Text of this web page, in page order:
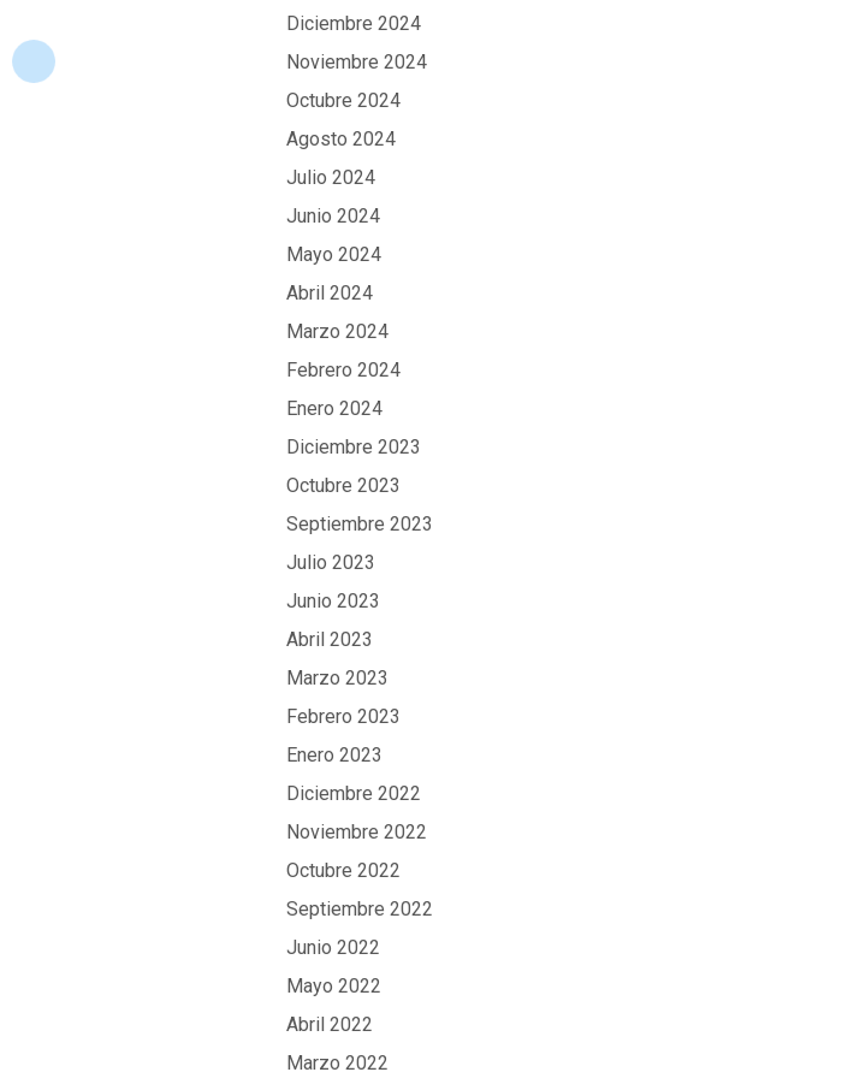
Diciembre 2024
Noviembre 2024
Octubre 2024
Agosto 2024
Julio 2024
Junio 2024
Mayo 2024
Abril 2024
Marzo 2024
Febrero 2024
Enero 2024
Diciembre 2023
Octubre 2023
Septiembre 2023
Julio 2023
Junio 2023
Abril 2023
Marzo 2023
Febrero 2023
Enero 2023
Diciembre 2022
Noviembre 2022
Octubre 2022
Septiembre 2022
Junio 2022
Mayo 2022
Abril 2022
Marzo 2022